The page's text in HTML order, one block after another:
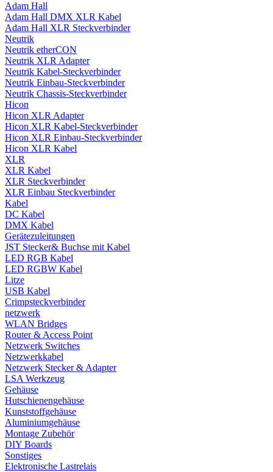
Adam Hall
Adam Hall DMX XLR Kabel
Adam Hall XLR Steckverbinder
Neutrik
Neutrik etherCON
Neutrik XLR Adapter
Neutrik Kabel-Steckverbinder
Neutrik Einbau-Steckverbinder
Neutrik Chassis-Steckverbinder
Hicon
Hicon XLR Adapter
Hicon XLR Kabel-Steckverbinder
Hicon XLR Einbau-Steckverbinder
Hicon XLR Kabel
XLR
XLR Kabel
XLR Steckverbinder
XLR Einbau Steckverbinder
Kabel
DC Kabel
DMX Kabel
Gerätezuleitungen
JST Stecker& Buchse mit Kabel
LED RGB Kabel
LED RGBW Kabel
Litze
USB Kabel
Crimpsteckverbinder
netzwerk
WLAN Bridges
Router & Access Point
Netzwerk Switches
Netzwerkkabel
Netzwerk Stecker & Adapter
LSA Werkzeug
Gehäuse
Hutschienengehäuse
Kunststoffgehäuse
Aluminiumgehäuse
Montage Zubehör
DIY Boards
Sonstiges
Elektronische Lastrelais